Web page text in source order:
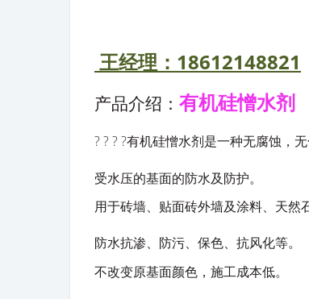
王经理：18612148821
产品介绍： 有机硅憎水剂
? ? ? ?有机硅憎水剂是一种无腐蚀，
受水压的基面的防水及防护。
用于砖墙、贴面砖外墙及涂料、天然
防水抗渗、防污、保色、抗风化等。
不改变原基面颜色，施工成本低。